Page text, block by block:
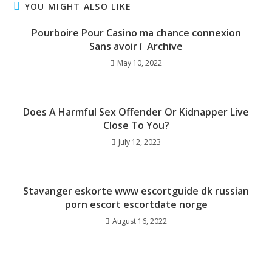
YOU MIGHT ALSO LIKE
Pourboire Pour Casino ma chance connexion
Sans avoir í Archive
May 10, 2022
Does A Harmful Sex Offender Or Kidnapper Live
Close To You?
July 12, 2023
Stavanger eskorte www escortguide dk russian
porn escort escortdate norge
August 16, 2022